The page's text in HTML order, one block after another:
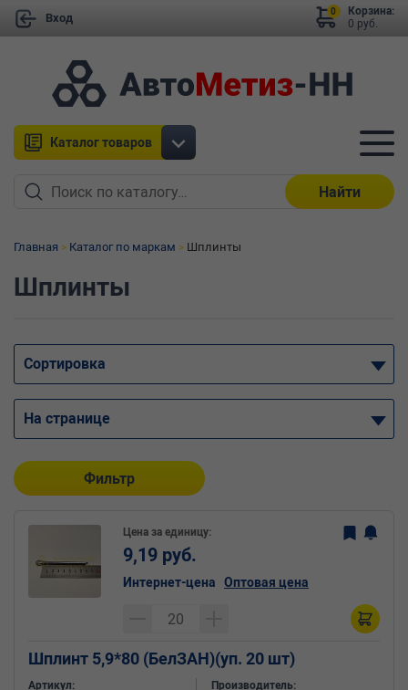
Вход
Корзина:
0 руб.
0
Каталог товаров
Найти
Главная Каталог по маркам Шплинты
Шплинты
Сортировка
На странице
Фильтр
Шплинт 5,9*80 (БелЗАН)(уп. 20 шт)
Артикул:
Производитель:
Цена за единицу:
9,19 руб.
Интернет-цена Оптовая цена